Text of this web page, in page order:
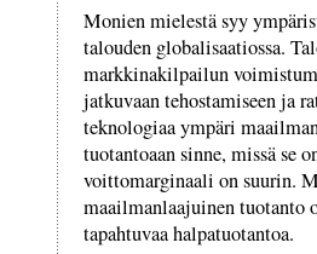
Monien mielestä syy
talouden globalisaatiossa.
markkinakilpailun
jatkuvaan tehostamiseen ja
teknologiaa ympäri
tuotantoaan sinne, missä se
voittomarginaali on suurin.
maailmanlaajuinen tuotanto
tapahtuvaa halpatuotantoa.